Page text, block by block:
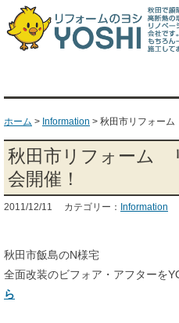
ホーム > Information > 秋田市リフォー
秋田市リフォーム
会開催！
2011/12/11 カテゴリー： Information
秋田市飯島のN様宅
全面改装のビフォア・アフターを
ら